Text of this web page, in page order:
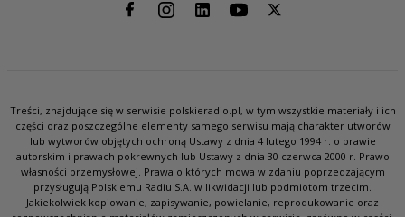
Treści, znajdujące się w serwisie polskieradio.pl, w tym wszystkie materiały i ich
części oraz poszczególne elementy samego serwisu mają charakter utworów
lub wytworów objętych ochroną Ustawy z dnia 4 lutego 1994 r. o prawie
autorskim i prawach pokrewnych lub Ustawy z dnia 30 czerwca 2000 r. Prawo
własności przemysłowej. Prawa o których mowa w zdaniu poprzedzającym
przysługują Polskiemu Radiu S.A. w likwidacji lub podmiotom trzecim.
Jakiekolwiek kopiowanie, zapisywanie, powielanie, reprodukowanie oraz